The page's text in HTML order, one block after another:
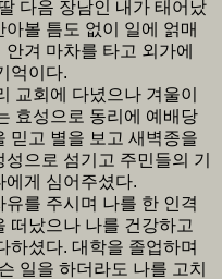
다음 장남인 내가 태어났
볼 틈도 없이 일에 얽매
겨 마차를 타고 외가에
억이다.
교회에 다녔으나 겨울이
효성으로 동리에 예배당
믿고 별을 보고 새벽종을
으로 섬기고 주민들의 기
에게 심어주셨다.
를 주시며 나를 한 인격
떠났으나 나를 건강하고
하셨다. 대학을 졸업하며
일을 하더라도 나를 고치